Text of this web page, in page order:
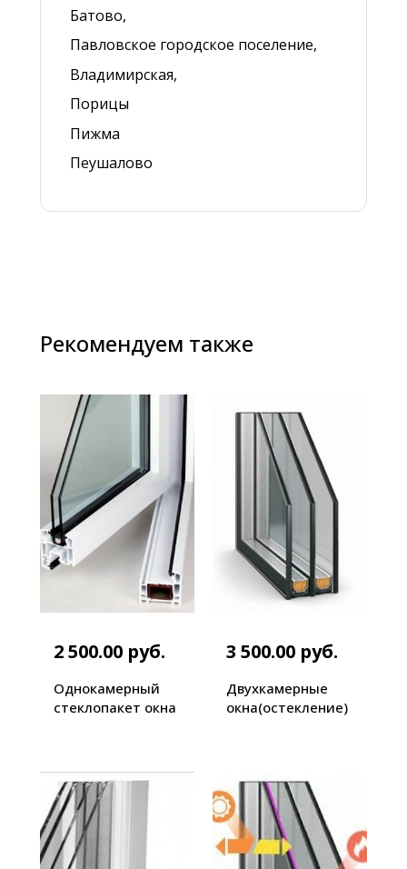
Батово,
Павловское городское поселение,
Владимирская,
Порицы
Пижма
Пеушалово
Рекомендуем также
2 500.00 руб.
Однокамерный
стеклопакет окна
3 500.00 руб.
Двухкамерные
окна(остекление)